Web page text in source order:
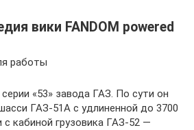
вики FANDOM powered
работы
«53» завода ГАЗ. По сути он
ГАЗ-51A с удлиненной до 3700
кабиной грузовика ГАЗ-52 —